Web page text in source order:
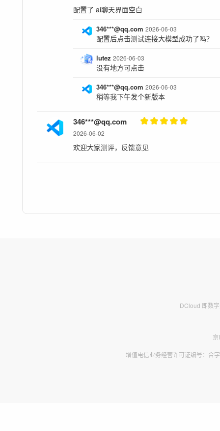
配置了 ai聊天界面空白
346***@qq.com2026-06-03
配置后点击测试连接大模型成功了吗？
lutez2026-06-03
没有地方可点击
346***@qq.com2026-06-03
稍等我下午发个新版本
346***@qq.com
2026-06-02
欢迎大家测评，反馈意见
DCloud 即数
增值电信业务经营许可证编号：合